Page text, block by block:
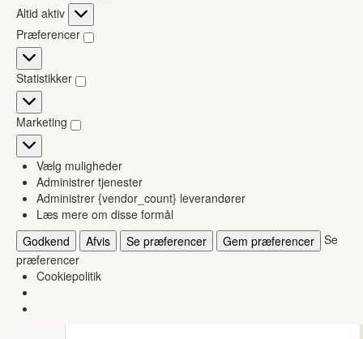
Funktionsdygtig
Altid aktiv
Præferencer
Præferencer
Statistikker
Statistikker
Marketing
Marketing
Vælg muligheder
Administrer tjenester
Administrer {vendor_count} leverandører
Læs mere om disse formål
Godkend
Afvis Se præferencer Gem præferencer Se
præferencer
Cookiepolitik